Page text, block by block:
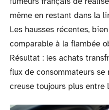
même en restant dans la
Les hausses récentes,
comparable à la flambée
Résultat : les achats
flux de consommateurs
creuse toujours plus entre